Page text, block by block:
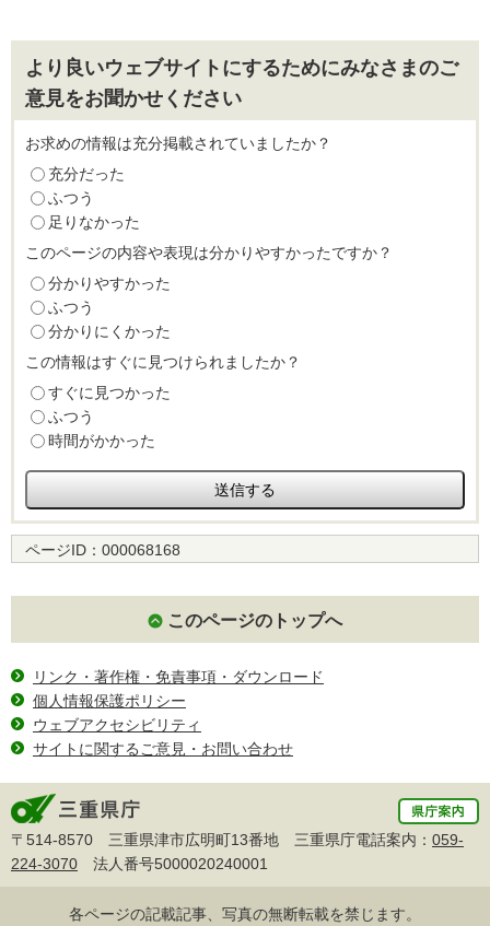
より良いウェブサイトにするためにみなさまのご
意見をお聞かせください
お求めの情報は充分掲載されていましたか？
充分だった
ふつう
足りなかった
このページの内容や表現は分かりやすかったですか？
分かりやすかった
ふつう
分かりにくかった
この情報はすぐに見つけられましたか？
すぐに見つかった
ふつう
時間がかかった
ページID： 000068168
このページのトップへ
リンク・著作権・免責事項・ダウンロード
個人情報保護ポリシー
ウェブアクセシビリティ
サイトに関するご意見・お問い合わせ
〒514-8570 三重県津市広明町13番地 三重県庁電話案内： 059-
224-3070 法人番号5000020240001
各ページの記載記事、写真の無断転載を禁じます。